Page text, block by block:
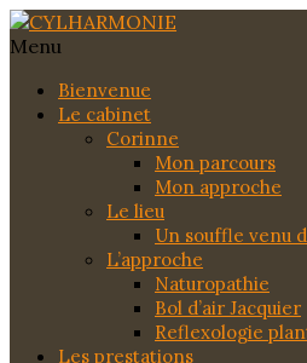
Menu
Bienvenue
Le cabinet
Corinne
Mon parcours
Mon approche
Le lieu
Un souffle venu
L’approche
Naturopathie
Bol d’air Jacquier
Reflexologie
Les prestations